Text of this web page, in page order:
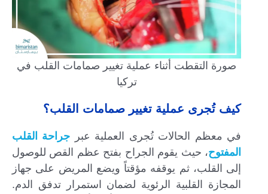
صورة التقطت أثناء عملية تغيير صمامات القلب في
تركيا
كيف تُجرى عملية تغيير صمامات القلب؟
في معظم الحالات تُجرى العملية عبر جراحة القلب
المفتوح، حيث يقوم الجراح بفتح عظم القص للوصول
إلى القلب، ثم يوقفه مؤقتاً ويضع المريض على جهاز
المجازة القلبية الرئوية لضمان استمرار تدفق الدم.